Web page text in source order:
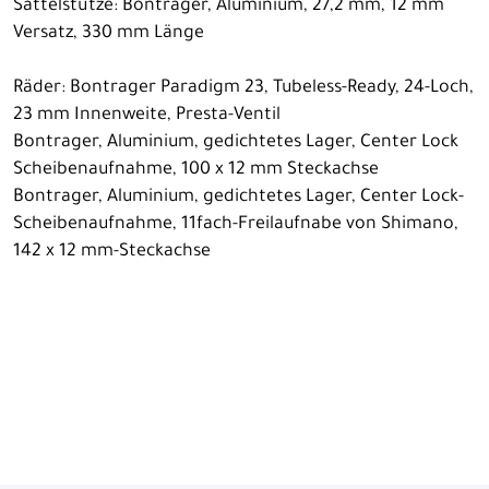
Sattelstütze: Bontrager, Aluminium, 27,2 mm, 12 mm
Versatz, 330 mm Länge
Räder: Bontrager Paradigm 23, Tubeless-Ready, 24-Loch,
23 mm Innenweite, Presta-Ventil
Bontrager, Aluminium, gedichtetes Lager, Center Lock
Scheibenaufnahme, 100 x 12 mm Steckachse
Bontrager, Aluminium, gedichtetes Lager, Center Lock-
Scheibenaufnahme, 11fach-Freilaufnabe von Shimano,
142 x 12 mm-Steckachse